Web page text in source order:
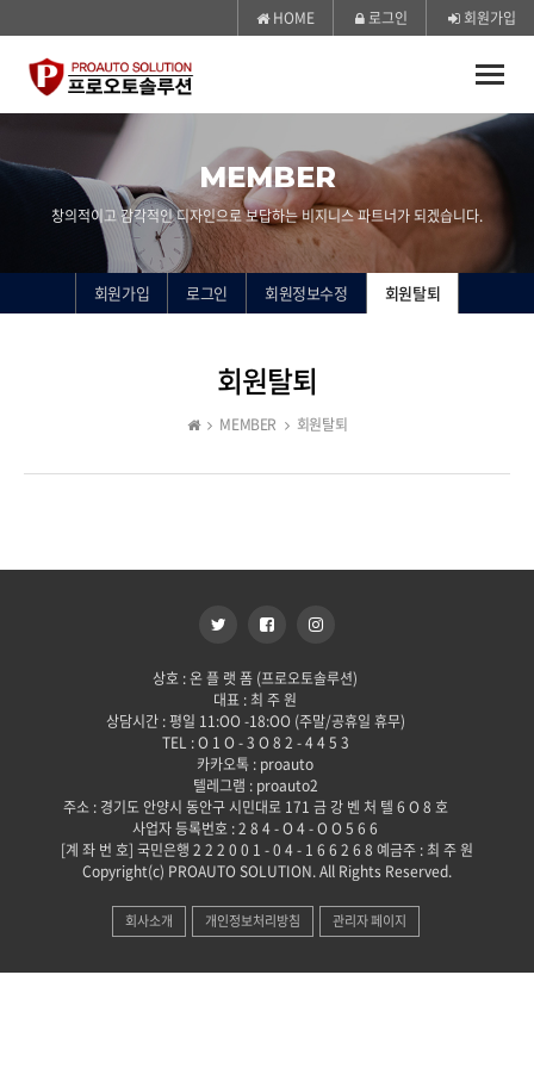
HOME 로그인 회원가입
Toggle
MEMBER
창의적이고 감각적인 디자인으로 보답하는 비지니스 파트너가 되겠습니다.
회원가입 로그인 회원정보수정 회원탈퇴
회원탈퇴
MEMBER 회원탈퇴
상호 : 온 플 랫 폼 (프로오토솔루션)
대표 : 최 주 원
상담시간 : 평일 11:OO -18:OO (주말/공휴일 휴무)
TEL : O 1 O - 3 O 8 2 - 4 4 5 3
카카오톡 : proauto
텔레그램 : proauto2
주소 : 경기도 안양시 동안구 시민대로 171 금 강 벤 처 텔 6 O 8 호
사업자 등록번호 : 2 8 4 - O 4 - O O 5 6 6
[계 좌 번 호] 국민은행 2 2 2 0 0 1 - 0 4 - 1 6 6 2 6 8 예금주 : 최 주 원
Copyright(c) PROAUTO SOLUTION. All Rights Reserved.
회사소개 개인정보처리방침 관리자 페이지